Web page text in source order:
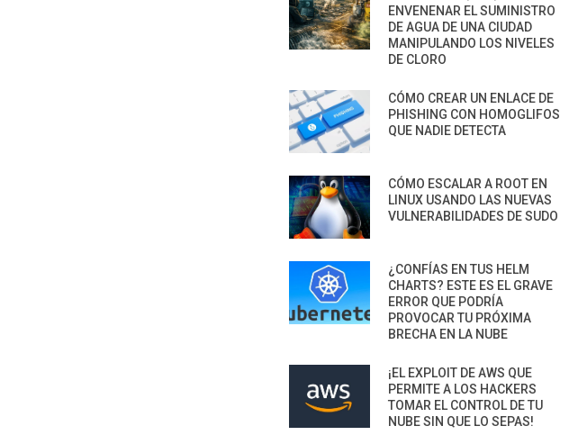
ENVENENAR EL SUMINISTRO
DE AGUA DE UNA CIUDAD
MANIPULANDO LOS NIVELES
DE CLORO
CÓMO CREAR UN ENLACE DE
PHISHING CON HOMOGLIFOS
QUE NADIE DETECTA
CÓMO ESCALAR A ROOT EN
LINUX USANDO LAS NUEVAS
VULNERABILIDADES DE SUDO
¿CONFÍAS EN TUS HELM
CHARTS? ESTE ES EL GRAVE
ERROR QUE PODRÍA
PROVOCAR TU PRÓXIMA
BRECHA EN LA NUBE
¡EL EXPLOIT DE AWS QUE
PERMITE A LOS HACKERS
TOMAR EL CONTROL DE TU
NUBE SIN QUE LO SEPAS!